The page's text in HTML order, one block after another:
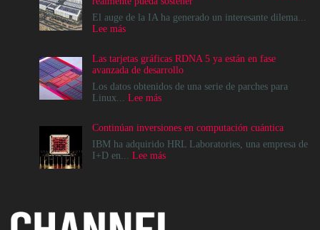
El auge de la IA ha generado un interesante dilema...
Lee más:
infraestructuras
de
IA
que
realmente
pueda
sostener
Las tarjetas gráficas RDNA 5 ya están en fase
avanzada de desarrollo
Los datos obtenidos de una serie de parches para
Linux... Lee más:
gráficas
RDNA
5
avanzada
Continúan inversiones en computación cuántica
IBM ha adquirido HRL Laboratories, una empresa de
I+D en... Lee más: